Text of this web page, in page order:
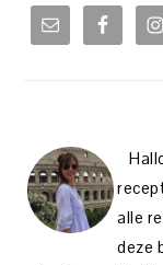
SIDEBAR
alle
deze